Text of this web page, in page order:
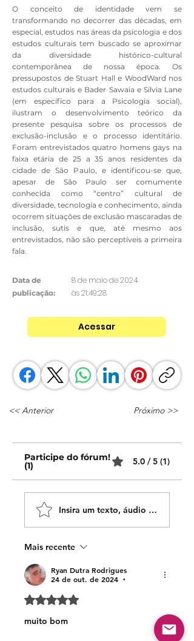
O conceito de identidade vem se
transformando no decorrer das décadas, em
especial, estudos nas áreas da psicologia e dos
estudos culturais tem buscado se aproximar
da diversidade histórico-cultural
contemporânea de nossa época. Os
pressupostos de Stuart Hall e WoodWard nos
estudos culturais e Bader Sawaia e Silvia Lane
(em específico para a Psicologia social),
ilustram o desenvolvimento teórico da
presente pesquisa sobre os processos de
exclusão-inclusão e o processo identitário.
Foram entrevistados quatro homens gays na
faixa etária de 25 a 35 anos residentes da
cidade de São Paulo, e identificou-se que,
apesar de São Paulo ser comumente
conhecida como “centro” cultural de
diversidade, tecnologia e conhecimento, ainda
ocorrem situações de exclusão mascaradas de
inclusão, sutis e que, até mesmo aos
entrevistados, não são perceptíveis a primeira
fala.
Data de
publicação:
8 de maio de 2024
às 21:49:28
Acessar
<< Anterior Próximo >>
Participe do fórum!
(1) 5.0 / 5 (1)
Insira um texto, áudio ou vídeo!
Mais recente
Ryan Dutra Rodrigues
24 de out. de 2024
•
Avaliado com 5 de 5 estrelas.
muito bom